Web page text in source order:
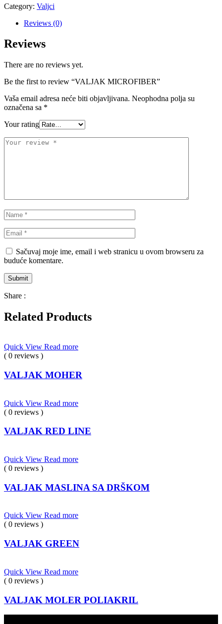
Category: Valjci
Reviews (0)
Reviews
There are no reviews yet.
Be the first to review “VALJAK MICROFIBER”
Vaša email adresa neće biti objavljivana. Neophodna polja su
označena sa *
Your rating
Sačuvaj moje ime, email i web stranicu u ovom browseru za
buduće komentare.
Share :
Related Products
Quick View Read more
( 0 reviews )
VALJAK MOHER
Quick View Read more
( 0 reviews )
VALJAK RED LINE
Quick View Read more
( 0 reviews )
VALJAK MASLINA SA DRŠKOM
Quick View Read more
( 0 reviews )
VALJAK GREEN
Quick View Read more
( 0 reviews )
VALJAK MOLER POLIAKRIL